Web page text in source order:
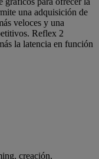
una adquisición de
veloces y una
Reflex 2
la latencia en función
creación,